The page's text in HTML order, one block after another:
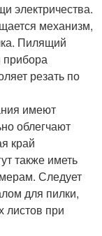
электричества.
механизм,
Пилящий
прибора
резать по
имеют
облегчают
край
также иметь
Следует
для пилки,
при